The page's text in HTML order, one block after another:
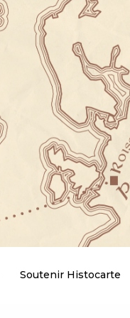
Soutenir Histocarte